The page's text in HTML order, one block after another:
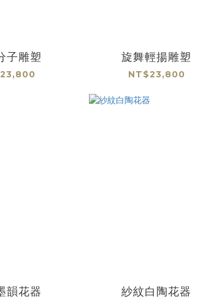
子雕塑 旋舞輕揚雕塑
NT$23,800
韻花器 紗紋白陶花器